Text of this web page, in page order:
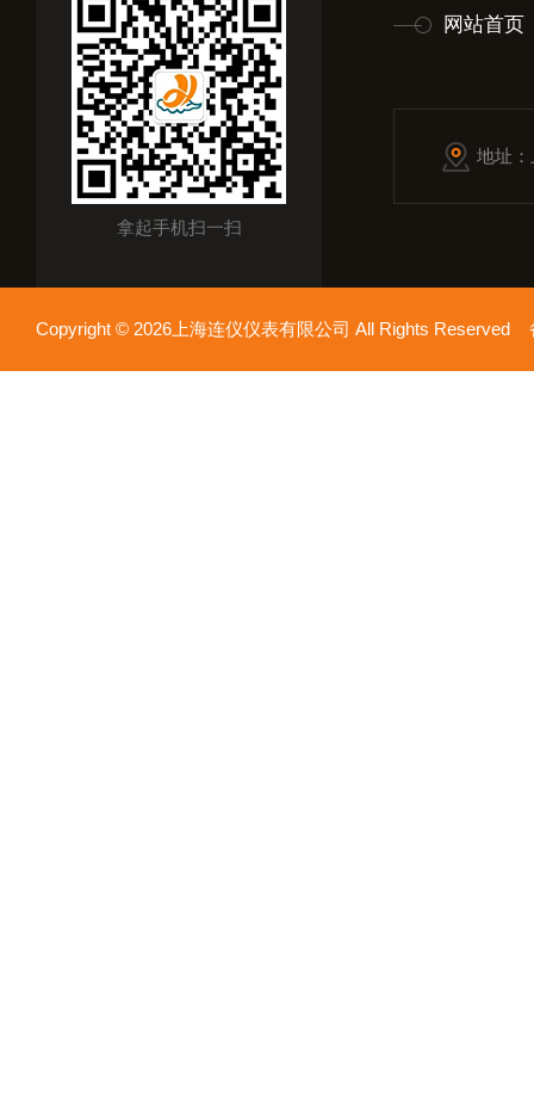
拿起手机扫一扫
网站首页
地址
Copyright © 2026上海连仪仪表有限公司 All Rights Reserved